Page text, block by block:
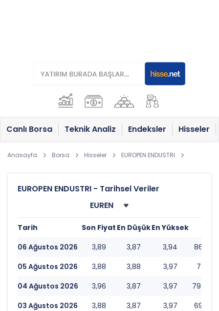
Canlı Borsa Teknik Analiz Endeksler Hisseler
Anasayfa Borsa Hisseler EUROPEN ENDUSTRI
EUROPEN ENDUSTRI - Tarihsel Veriler
Tarih Son Fiyat En DüşükEn Yüksek
06 Ağustos 2026
3,89 3,87 3,94
05 Ağustos 2026
3,88 3,88 3,97
04 Ağustos 2026
3,96 3,87 3,97
03 Ağustos 2026
3,88 3,87 3,97